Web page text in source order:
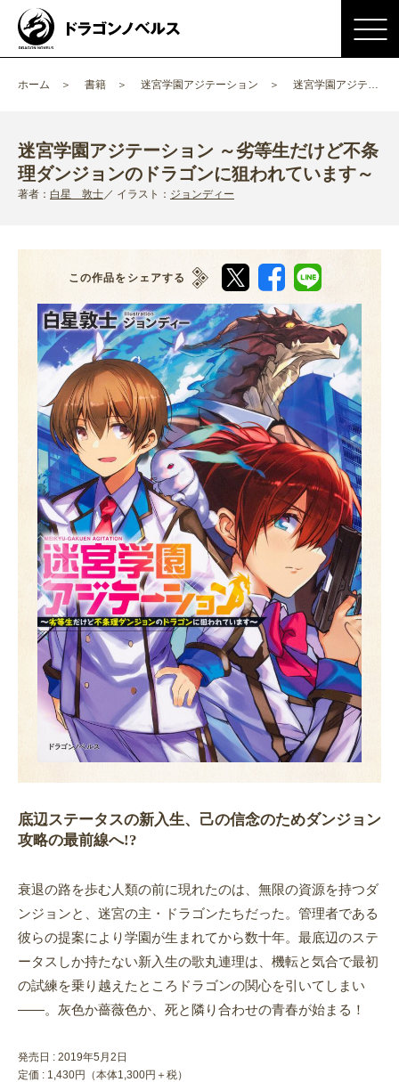
ホーム 書籍 迷宮学園アジテーション 迷宮学園アジテーション ～劣等生だけど不条理ダンジョンのドラゴンに狙われています～
迷宮学園アジテーション ～劣等生だけど不条
理ダンジョンのドラゴンに狙われています～
著者： 白星 敦士 イラスト： ジョンディー
この作品をシェアする
底辺ステータスの新入生、己の信念のためダンジョン
攻略の最前線へ!?
衰退の路を歩む人類の前に現れたのは、無限の資源を持つダ
ンジョンと、迷宮の主・ドラゴンたちだった。管理者である
彼らの提案により学園が生まれてから数十年。最底辺のステ
ータスしか持たない新入生の歌丸連理は、機転と気合で最初
の試練を乗り越えたところドラゴンの関心を引いてしまい
――。灰色か薔薇色か、死と隣り合わせの青春が始まる！
発売日 : 2019年5月2日
定価 : 1,430円（本体1,300円＋税）